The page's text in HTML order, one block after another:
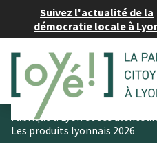
Suivez l'actualité de la
démocratie locale à
Fabriqué à Lyon et ses
Les produits lyonnais 2026